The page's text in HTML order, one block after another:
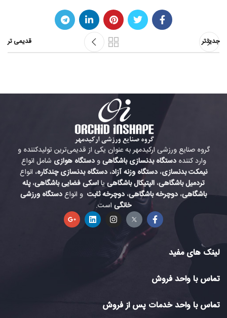
جدیدتر قدیمی تر
گروه صنایع ورزشی ارکیدمهر به عنوان یکی از قدیمی‌ترین تولیدکننده و
وارد کنندهدستگاه بدنسازی باشگاهیودستگاه هوازی شامل انواع
نیمکت بدنسازی، دستگاه وزنه آزاد، دستگاه بدنسازی چندکاره، انواع
تردمیل باشگاهی، الپتیکال باشگاهی یااسکی فضایی باشگاهی،پله
باشگاهی، دوچرخه باشگاهی، دوچرخه ثابت و انواعدستگاه ورزشی
خانگیاست.
لینک های مفید
تماس با واحد فروش
تماس با واحد خدمات پس از فروش